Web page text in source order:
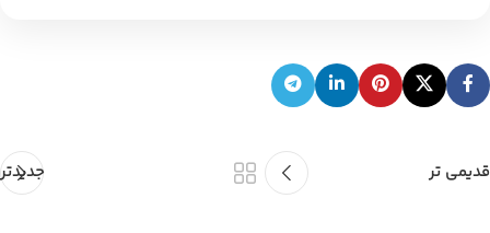
جدیدتر قدیمی تر